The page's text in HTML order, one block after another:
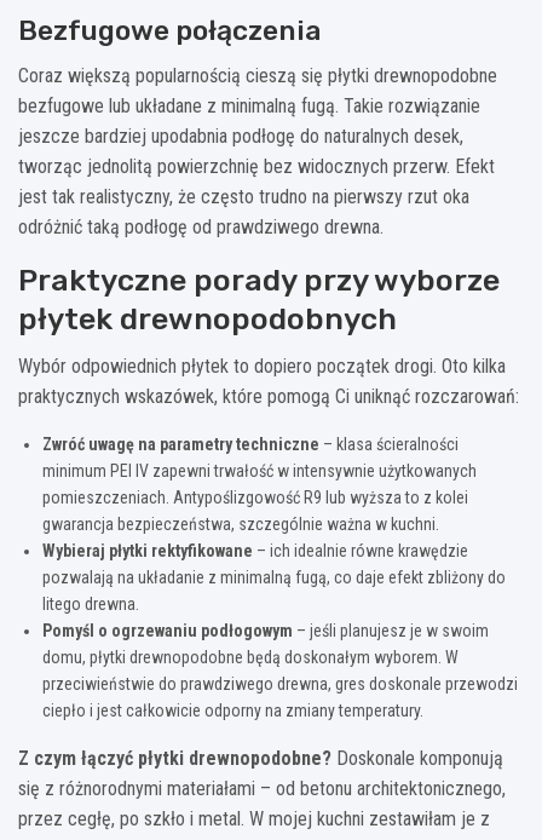
Bezfugowe połączenia
Coraz większą popularnością cieszą się płytki drewnopodobne
bezfugowe lub układane z minimalną fugą. Takie rozwiązanie
jeszcze bardziej upodabnia podłogę do naturalnych desek,
tworząc jednolitą powierzchnię bez widocznych przerw. Efekt
jest tak realistyczny, że często trudno na pierwszy rzut oka
odróżnić taką podłogę od prawdziwego drewna.
Praktyczne porady przy wyborze
płytek drewnopodobnych
Wybór odpowiednich płytek to dopiero początek drogi. Oto kilka
praktycznych wskazówek, które pomogą Ci uniknąć rozczarowań:
Zwróć uwagę na parametry techniczne – klasa ścieralności
minimum PEI IV zapewni trwałość w intensywnie użytkowanych
pomieszczeniach. Antypoślizgowość R9 lub wyższa to z kolei
gwarancja bezpieczeństwa, szczególnie ważna w kuchni.
Wybieraj płytki rektyfikowane – ich idealnie równe krawędzie
pozwalają na układanie z minimalną fugą, co daje efekt zbliżony do
litego drewna.
Pomyśl o ogrzewaniu podłogowym – jeśli planujesz je w swoim
domu, płytki drewnopodobne będą doskonałym wyborem. W
przeciwieństwie do prawdziwego drewna, gres doskonale przewodzi
ciepło i jest całkowicie odporny na zmiany temperatury.
Z czym łączyć płytki drewnopodobne? Doskonale komponują
się z różnorodnymi materiałami – od betonu architektonicznego,
przez cegłę, po szkło i metal. W mojej kuchni zestawiłam je z